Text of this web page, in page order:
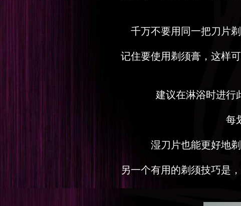
千万不要用同一把刀片
记住要使用剃须膏，这样
建议在淋浴时进行
每
湿刀片也能更好地
另一个有用的剃须技巧是